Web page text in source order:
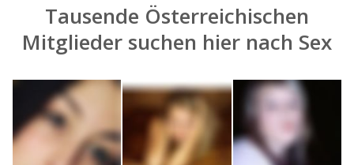
Tausende Österreichischen
Mitglieder suchen hier nach Sex